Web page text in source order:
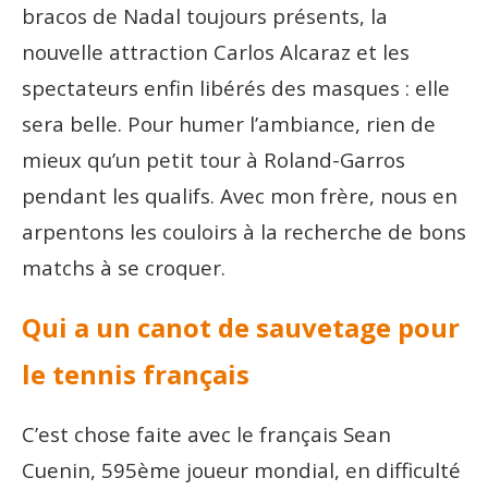
bracos de Nadal toujours présents, la
nouvelle attraction Carlos Alcaraz et les
spectateurs enfin libérés des masques : elle
sera belle. Pour humer l’ambiance, rien de
mieux qu’un petit tour à Roland-Garros
pendant les qualifs. Avec mon frère, nous en
arpentons les couloirs à la recherche de bons
matchs à se croquer.
Qui a un canot de sauvetage pour
le tennis français
C’est chose faite avec le français Sean
Cuenin, 595ème joueur mondial, en difficulté